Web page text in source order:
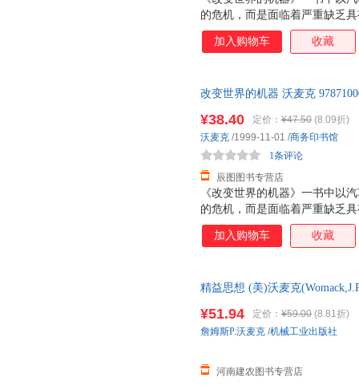
的危机，而是面临着严重缺乏
机。在各工业界普遍采用精益
涵义、公司的命运、世界的经
加入购物车 收藏
改变世界的机器 沃麦克
《改变世界的机器》一书中以
的危机，而是面临着严重缺乏
机。在各工业界普遍采用精益
涵义、公司的命运、世界的经
¥38.40 定价： ¥47.50 (8.09折)
辰图图书专营店
1条评论
沃麦克 /1999-11-01 /商务印书馆
加入购物车 收藏
精益思想 (美)沃麦克
¥51.94 定价： ¥59.00 (8.81折)
河南建农图书专营店
詹姆斯P.沃麦克 /机械工业出版社